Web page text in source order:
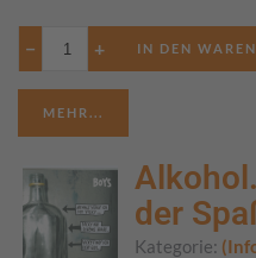
− +
MEHR...
der
Kategorie: